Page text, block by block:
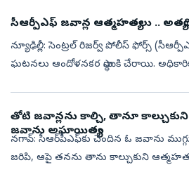
సీఆర్పీఎఫ్ జవాన్ల ఆత్మహత్యలు ..
న్యూఢిల్లీ: సెంట్రల్ రిజర్వ్ పోలీస్ ఫోర్స్
ఘటనలు ఆందోళనకర స్థాయికి చేరాయి.
తోటి జవాన్లను కాల్చి, తానూ
జవాను అఘాయిత్యం
నగావ్‌: సీఆర్‌పీఎఫ్‌కు చెందిన ఓ జవాను
జరిపి, ఆపై తనను తాను కాల్చుకుని